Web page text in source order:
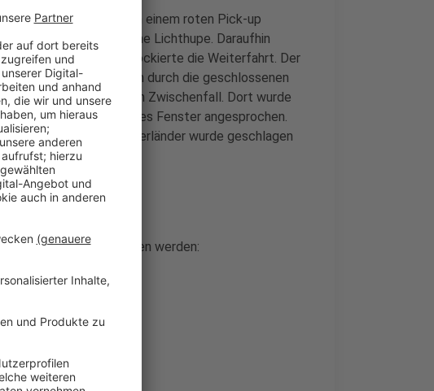
auf dem Maasweg von einem roten Pick-up
zu schnell und gab eine Lichthupe. Daraufhin
auf die Straße und blockierte die Weiterfahrt. Der
und schrie ihn an durch die geschlossenen
zu einem weiteren Zwischenfall. Dort wurde
durch ein offenes Fenster angesprochen.
Pick-ups. Der Niederländer wurde geschlagen
wie folgt beschrieben werden: